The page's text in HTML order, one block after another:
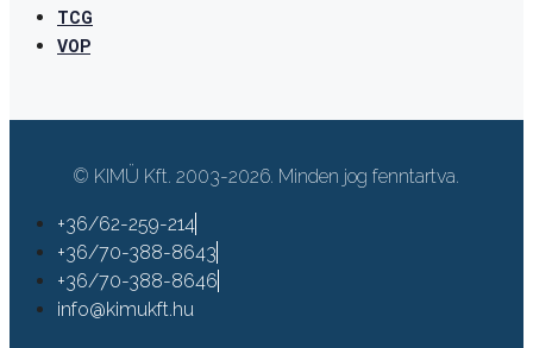
TCG
VOP
© KIMÜ Kft. 2003-2026. Minden jog fenntartva.
+36/62-259-214
+36/70-388-8643
+36/70-388-8646
info@kimukft.hu